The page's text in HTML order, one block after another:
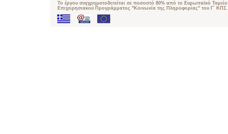
Το έργου συγχρηματοδοτείται σε ποσοστό 80% από το Ευρωπαϊκό
Επιχειρησιακού Προγράμματος "Κοινωνία της Πληροφορίας" του Γ΄ ΚΠΣ.